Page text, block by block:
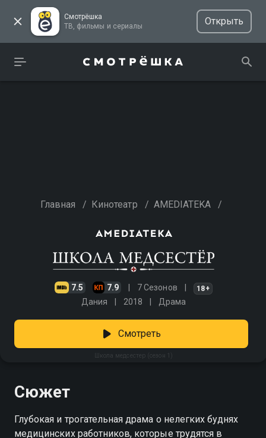
Смотрёшка
ТВ, фильмы и сериалы
Открыть
Главная / Кинотеатр / AMEDIATEKA /
7.5 7.9 7 Сезонов 18+
Дания 2018 Драма
Школа медсестер (сезон 1)
Смотреть
Сюжет
Глубокая и трогательная драма о нелегких буднях
медицинских работников, которые трудятся в